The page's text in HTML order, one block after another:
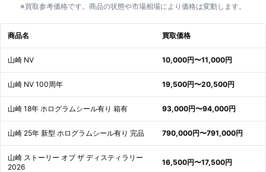
※買取参考価格です。商品の状態や市場相場により価格は変動します。
商品名 買取価格
山崎 NV 10,000円〜11,000円
山崎 NV 100周年 19,500円〜20,500円
山崎 18年 ホログラムシール有り 箱有 93,000円〜94,000円
山崎 25年 新型 ホログラムシール有り 完品 790,000円〜791,000円
山崎 ストーリー オブ ザ ディスティラリー
2026
16,500円〜17,500円